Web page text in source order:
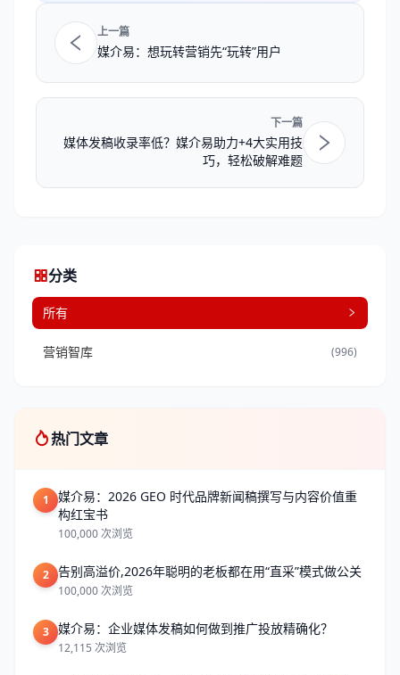
上一篇
媒介易：想玩转营销先“玩转”用户
下一篇
媒体发稿收录率低？媒介易助力+4大实用技
巧，轻松破解难题
分类
所有
营销智库 (996)
热门文章
1
媒介易：2026 GEO 时代品牌新闻稿撰写与内容价值重
构红宝书
100,000 次浏览
2 告别高溢价,2026年聪明的老板都在用“直采”模式做公关
100,000 次浏览
3 媒介易：企业媒体发稿如何做到推广投放精确化？
12,115 次浏览